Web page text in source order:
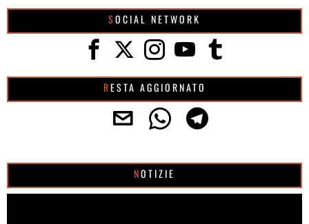
SOCIAL NETWORK
RESTA AGGIORNATO
NOTIZIE